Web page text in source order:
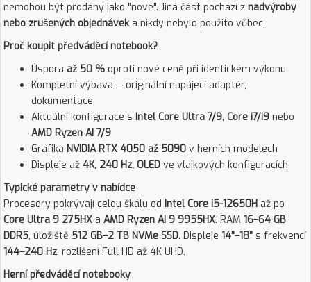
nemohou být prodány jako "nové". Jiná část pochází z nadvýroby
nebo zrušených objednáveka nikdy nebylo použito vůbec.
Proč koupit předváděcí notebook?
Úspora až 50 % oproti nové ceně při identickém výkonu
Kompletní výbava — originální napájecí adaptér,
dokumentace
Aktuální konfigurace s Intel Core Ultra 7/9, Core i7/i9 nebo
AMD Ryzen AI 7/9
Grafika NVIDIA RTX 4050 až 5090 v herních modelech
Displeje až 4K, 240 Hz, OLED ve vlajkových konfiguracích
Typické parametry v nabídce
Procesory pokrývají celou škálu od Intel Core i5-12650H až po
Core Ultra 9 275HX a AMD Ryzen AI 9 9955HX. RAM 16–64 GB
DDR5, úložiště 512 GB–2 TB NVMe SSD. Displeje 14"–18" s frekvencí
144–240 Hz, rozlišení Full HD až 4K UHD.
Herní předváděcí notebooky